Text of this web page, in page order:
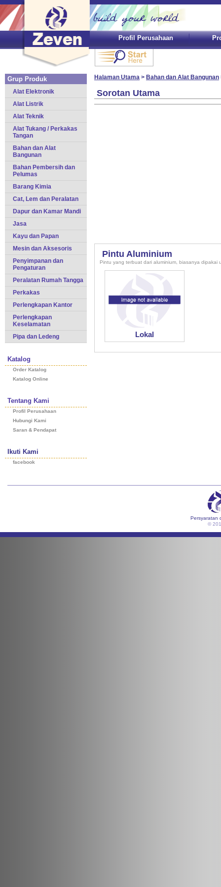
Profil Perusahaan
Grup Produk
Alat Elektronik
Alat Listrik
Alat Teknik
Alat Tukang / Perkakas
Tangan
Bahan dan Alat
Bangunan
Bahan Pembersih dan
Pelumas
Barang Kimia
Cat, Lem dan Peralatan
Dapur dan Kamar Mandi
Jasa
Kayu dan Papan
Mesin dan Aksesoris
Penyimpanan dan
Pengaturan
Peralatan Rumah Tangga
Perkakas
Perlengkapan Kantor
Perlengkapan
Keselamatan
Pipa dan Ledeng
Katalog
Order Katalog
Katalog Online
Tentang Kami
Profil Perusahaan
Hubungi Kami
Saran & Pendapat
Ikuti Kami
facebook
Halaman Utama > Bahan dan Alat Bangunan
Sorotan Utama
Pintu Aluminium
Pintu yang terbuat dari aluminium, biasanya dipakai
Lokal
Persyaratan
©